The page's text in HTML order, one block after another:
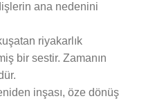
ana nedenini
riyakarlık
bir sestir. Zamanın
inşası, öze dönüş